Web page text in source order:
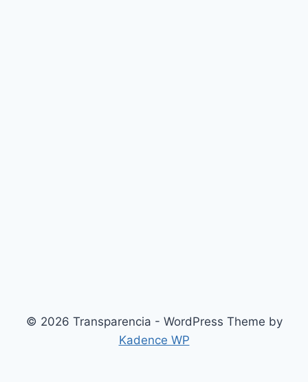
© 2026 Transparencia - WordPress Theme by
Kadence WP